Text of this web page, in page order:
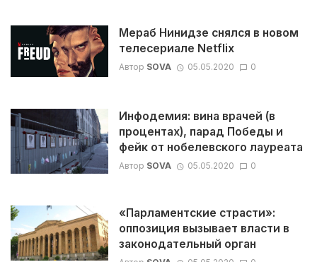
Мераб Нинидзе снялся в новом
телесериале Netflix
Автор SOVA 05.05.2020 0
Инфодемия: вина врачей (в
процентах), парад Победы и
фейк от нобелевского лауреата
Автор SOVA 05.05.2020 0
«Парламентские страсти»:
оппозиция вызывает власти в
законодательный орган